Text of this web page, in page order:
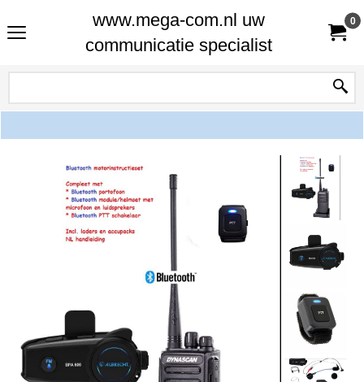
www.mega-com.nl uw
communicatie specialist
0